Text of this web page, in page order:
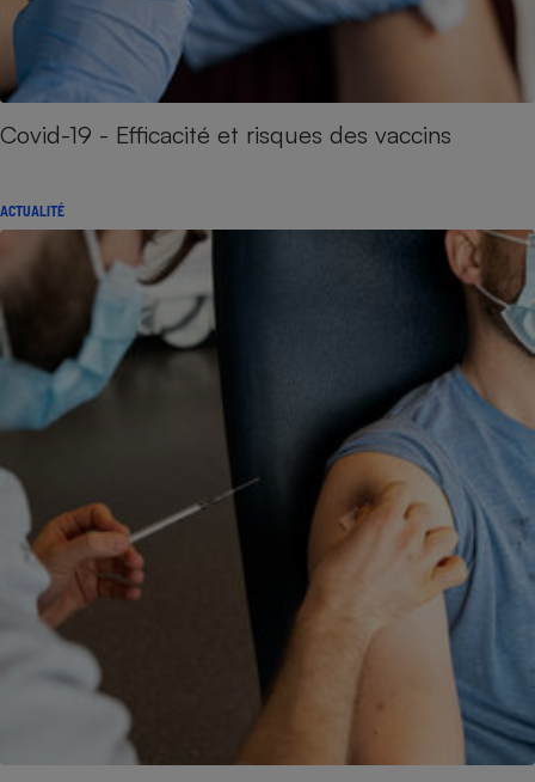
Covid-19 - Efficacité et risques des vaccins
ACTUALITÉ